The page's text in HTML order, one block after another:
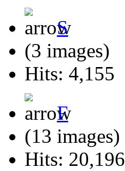
S
(3 images)
Hits: 4,155
F
(13 images)
Hits: 20,196